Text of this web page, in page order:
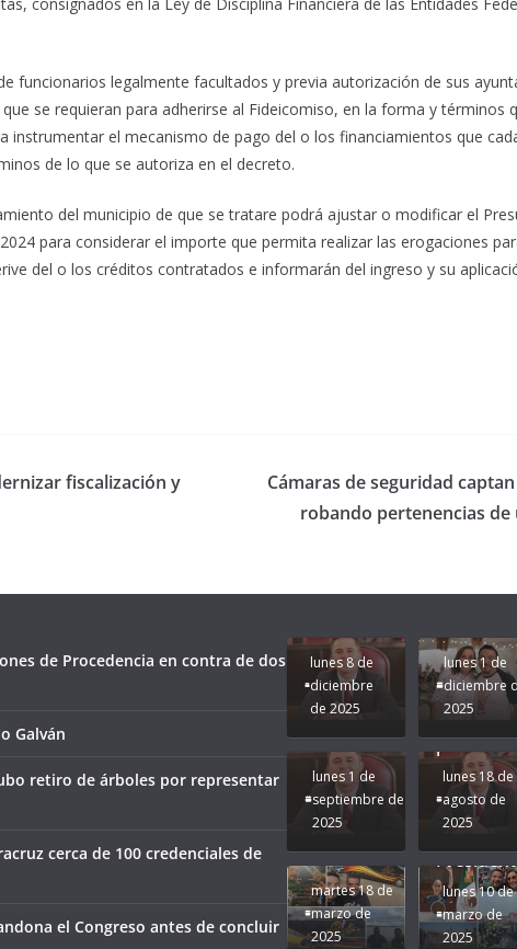
funcionarios legalmente facultados y previa autorización de sus
se requieran para adherirse al Fideicomiso, en la forma y términos
instrumentar el mecanismo de pago del o los financiamientos que
de lo que se autoriza en el decreto.
del municipio de que se tratare podrá ajustar o modificar el
para considerar el importe que permita realizar las erogaciones
del o los créditos contratados e informarán del ingreso y su
fiscalización y
Cámaras de seguridad
robando pertenencias de
de Procedencia en contra de dos
Galván
retiro de árboles por representar
cerca de 100 credenciales de
el Congreso antes de concluir
Unamos
lunes 8 de
diciembre
de 2025
lunes 1 de
diciembre
2025
Apoyo y
Seguimos la
Ruta que
Marca
Nuestra
Rocío Nahle.
lunes 1 de
septiembre de
2025
de moda;
San
Andrés
Tuxtla
presente.
lunes 18 de
agosto de
2025
Difamación
martes 18 de
marzo de
2025
lunes 10 de
marzo de
2025